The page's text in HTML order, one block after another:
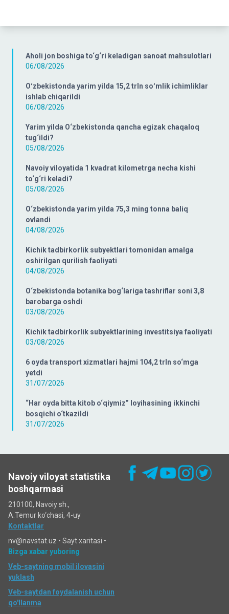
Aholi jon boshiga to‘g‘ri keladigan sanoat mahsulotlari
06/08/2026
Oʻzbekistonda yarim yilda 15,2 trln soʻmlik ichimliklar
ishlab chiqarildi
06/08/2026
Yarim yilda O‘zbekistonda qancha egizak chaqaloq
tug‘ildi?
05/08/2026
Navoiy viloyatida 1 kvadrat kilometrga necha kishi
to‘g‘ri keladi?
05/08/2026
O‘zbekistonda yarim yilda 75,3 ming tonna baliq
ovlandi
04/08/2026
Kichik tadbirkorlik subyektlari tomonidan amalga
oshirilgan qurilish faoliyati
04/08/2026
O‘zbekistonda botanika bog‘lariga tashriflar soni 3,8
barobarga oshdi
03/08/2026
Kichik tadbirkorlik subyektlarining investitsiya faoliyati
03/08/2026
6 oyda transport xizmatlari hajmi 104,2 trln so‘mga
yetdi
31/07/2026
“Har oyda bitta kitob o‘qiymiz” loyihasining ikkinchi
bosqichi o‘tkazildi
31/07/2026
Navoiy viloyat statistika
boshqarmasi
210100, Navoiy sh.,
A.Temur ko‘chаsi, 4-uy
Kontaktlar
nv@navstat.uz • Sayt xaritasi •
Bizga xabar yuboring
Veb-saytning mobil ilovasini
yuklash
Veb-saytdan foydalanish uchun
qo'llanma